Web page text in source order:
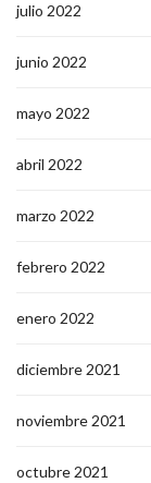
julio 2022
junio 2022
mayo 2022
abril 2022
marzo 2022
febrero 2022
enero 2022
diciembre 2021
noviembre 2021
octubre 2021